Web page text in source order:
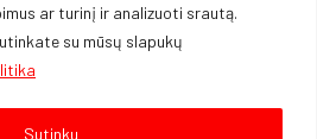
ar turinį ir analizuoti srautą.
su mūsų slapukų
Sutinku